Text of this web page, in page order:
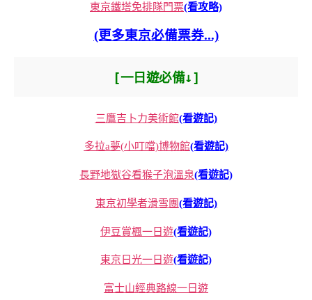
東京鐵塔免排隊門票(看攻略)
(更多東京必備票券...)
[一日遊必備↓]
三鷹吉卜力美術館(看遊記)
多拉a夢(小叮噹)博物館(看遊記)
長野地獄谷看猴子泡溫泉(看遊記)
東京初學者滑雪團(看遊記)
伊豆賞楓一日遊(看遊記)
東京日光一日遊(看遊記)
富士山經典路線一日遊